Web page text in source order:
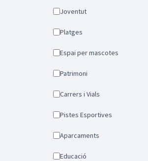
Joventut
Platges
Espai per mascotes
Patrimoni
Carrers i Vials
Pistes Esportives
Aparcaments
Educació